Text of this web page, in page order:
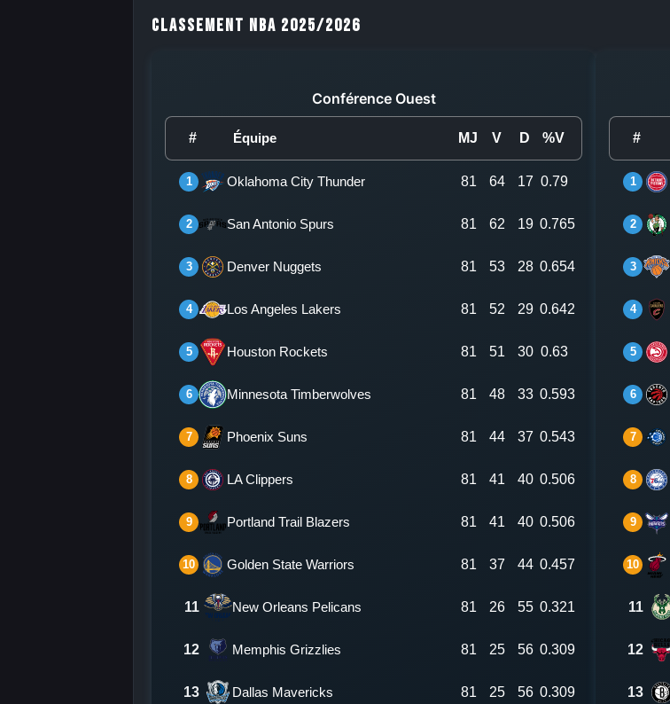
Classement NBA 2025/2026
Conférence Ouest
# Équipe MJ V D %V
1 Oklahoma City Thunder 81 64 17 0.79
2 San Antonio Spurs 81 62 19 0.765
3 Denver Nuggets 81 53 28 0.654
4 Los Angeles Lakers 81 52 29 0.642
5 Houston Rockets 81 51 30 0.63
6 Minnesota Timberwolves 81 48 33 0.593
7 Phoenix Suns 81 44 37 0.543
8 LA Clippers 81 41 40 0.506
9 Portland Trail Blazers 81 41 40 0.506
10 Golden State Warriors 81 37 44 0.457
11 New Orleans Pelicans 81 26 55 0.321
12 Memphis Grizzlies 81 25 56 0.309
13 Dallas Mavericks 81 25 56 0.309
#
1
2
3
4
5
6
7
8
9
10
11
12
13